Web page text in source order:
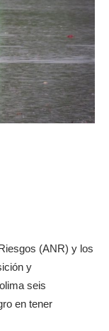
(ANR) y los
y
seis
en tener